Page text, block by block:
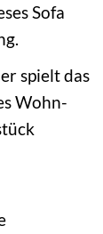
Sofa
spielt das
Wohn-